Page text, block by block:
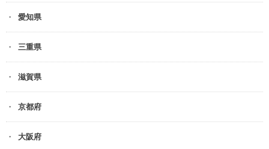
愛知県
三重県
滋賀県
京都府
大阪府